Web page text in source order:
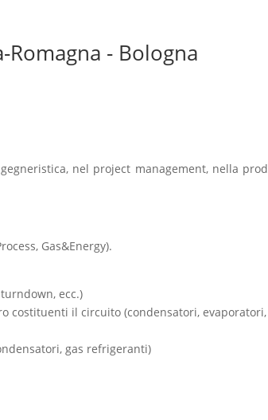
- Bologna
nel project management, nella
Gas&Energy).
ecc.)
costituenti il circuito (condensatori,
gas refrigeranti)